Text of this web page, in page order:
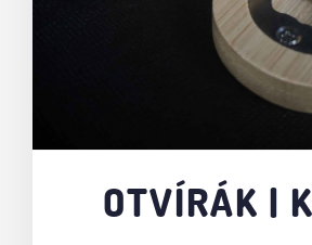
OTVÍRÁK |